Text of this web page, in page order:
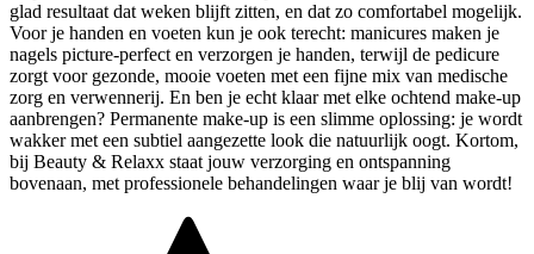
glad resultaat dat weken blijft zitten, en dat zo comfortabel mogelijk.
Voor je handen en voeten kun je ook terecht: manicures maken je
nagels picture-perfect en verzorgen je handen, terwijl de pedicure
zorgt voor gezonde, mooie voeten met een fijne mix van medische
zorg en verwennerij. En ben je echt klaar met elke ochtend make-up
aanbrengen? Permanente make-up is een slimme oplossing: je wordt
wakker met een subtiel aangezette look die natuurlijk oogt. Kortom,
bij Beauty & Relaxx staat jouw verzorging en ontspanning
bovenaan, met professionele behandelingen waar je blij van wordt!